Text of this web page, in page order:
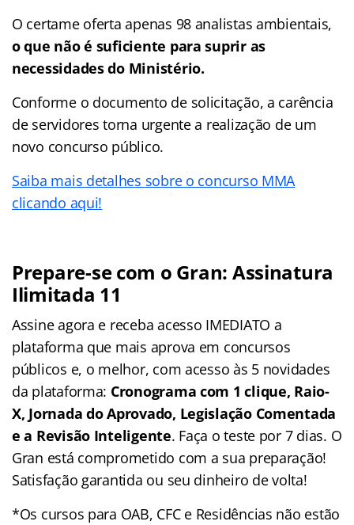
O certame oferta apenas 98 analistas ambientais,
o que não é suficiente para suprir as
necessidades do Ministério.
Conforme o documento de solicitação, a carência
de servidores torna urgente a realização de um
novo concurso público.
Saiba mais detalhes sobre o concurso MMA
clicando aqui!
Prepare-se com o Gran: Assinatura
Ilimitada 11
Assine agora e receba acesso IMEDIATO a
plataforma que mais aprova em concursos
públicos e, o melhor, com acesso às 5 novidades
da plataforma: Cronograma com 1 clique, Raio-
X, Jornada do Aprovado, Legislação Comentada
e a Revisão Inteligente. Faça o teste por 7 dias. O
Gran está comprometido com a sua preparação!
Satisfação garantida ou seu dinheiro de volta!
*Os cursos para OAB, CFC e Residências não estão